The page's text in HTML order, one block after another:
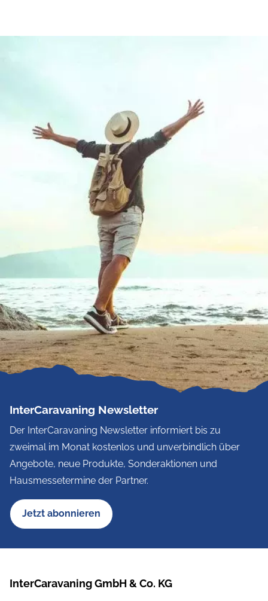
InterCaravaning Newsletter
Der InterCaravaning Newsletter informiert bis zu
zweimal im Monat kostenlos und unverbindlich über
Angebote, neue Produkte, Sonderaktionen und
Hausmessetermine der Partner.
Jetzt abonnieren
InterCaravaning GmbH & Co. KG